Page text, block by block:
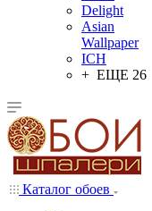
Delight
Asian
Wallpaper
ICH
+ ЕЩЕ 26
Каталог обоев